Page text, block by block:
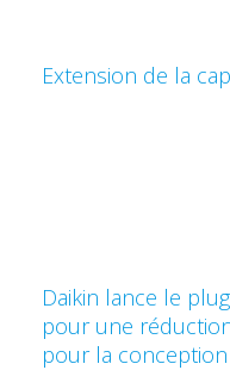
Extension de la
Daikin lance le
pour une
pour la conception